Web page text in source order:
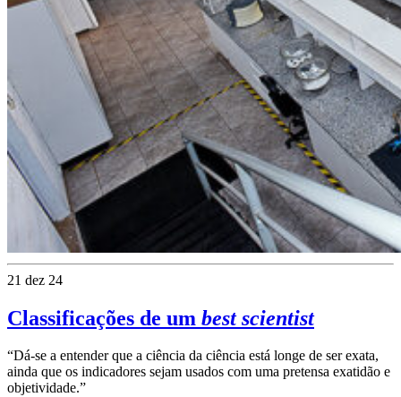
21 dez 24
Classificações de um best scientist
“Dá-se a entender que a ciência da ciência está longe de ser exata,
ainda que os indicadores sejam usados com uma pretensa exatidão e
objetividade.”